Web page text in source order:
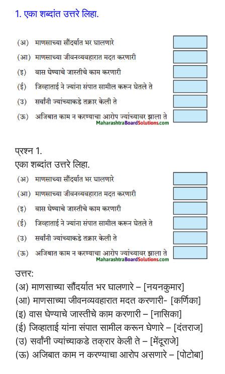
1. एका शब्दांत उत्तरे लिहा.
प्रश्न 1.
एका शब्दांत उत्तरे लिहा.
उत्तर:
(अ) माणसाच्या सौंदर्यात भर घालणारे – [नयनकुमार]
(आ) माणसाच्या जीवनव्यवहारात मदत करणारी- [कर्णिका]
(इ) वास घेण्याचे जास्तीचे काम करणारी – [नासिका]
(ई) जिव्हाताई यांना संपात सामील करून घेणारे – [दंतराज]
(उ) सर्वांनी ज्यांच्याकडे तक्रार केली ते – [मेंदूराजे]
(ऊ) अजिबात काम न करण्याचा आरोप असणारे – [पोटोबा]